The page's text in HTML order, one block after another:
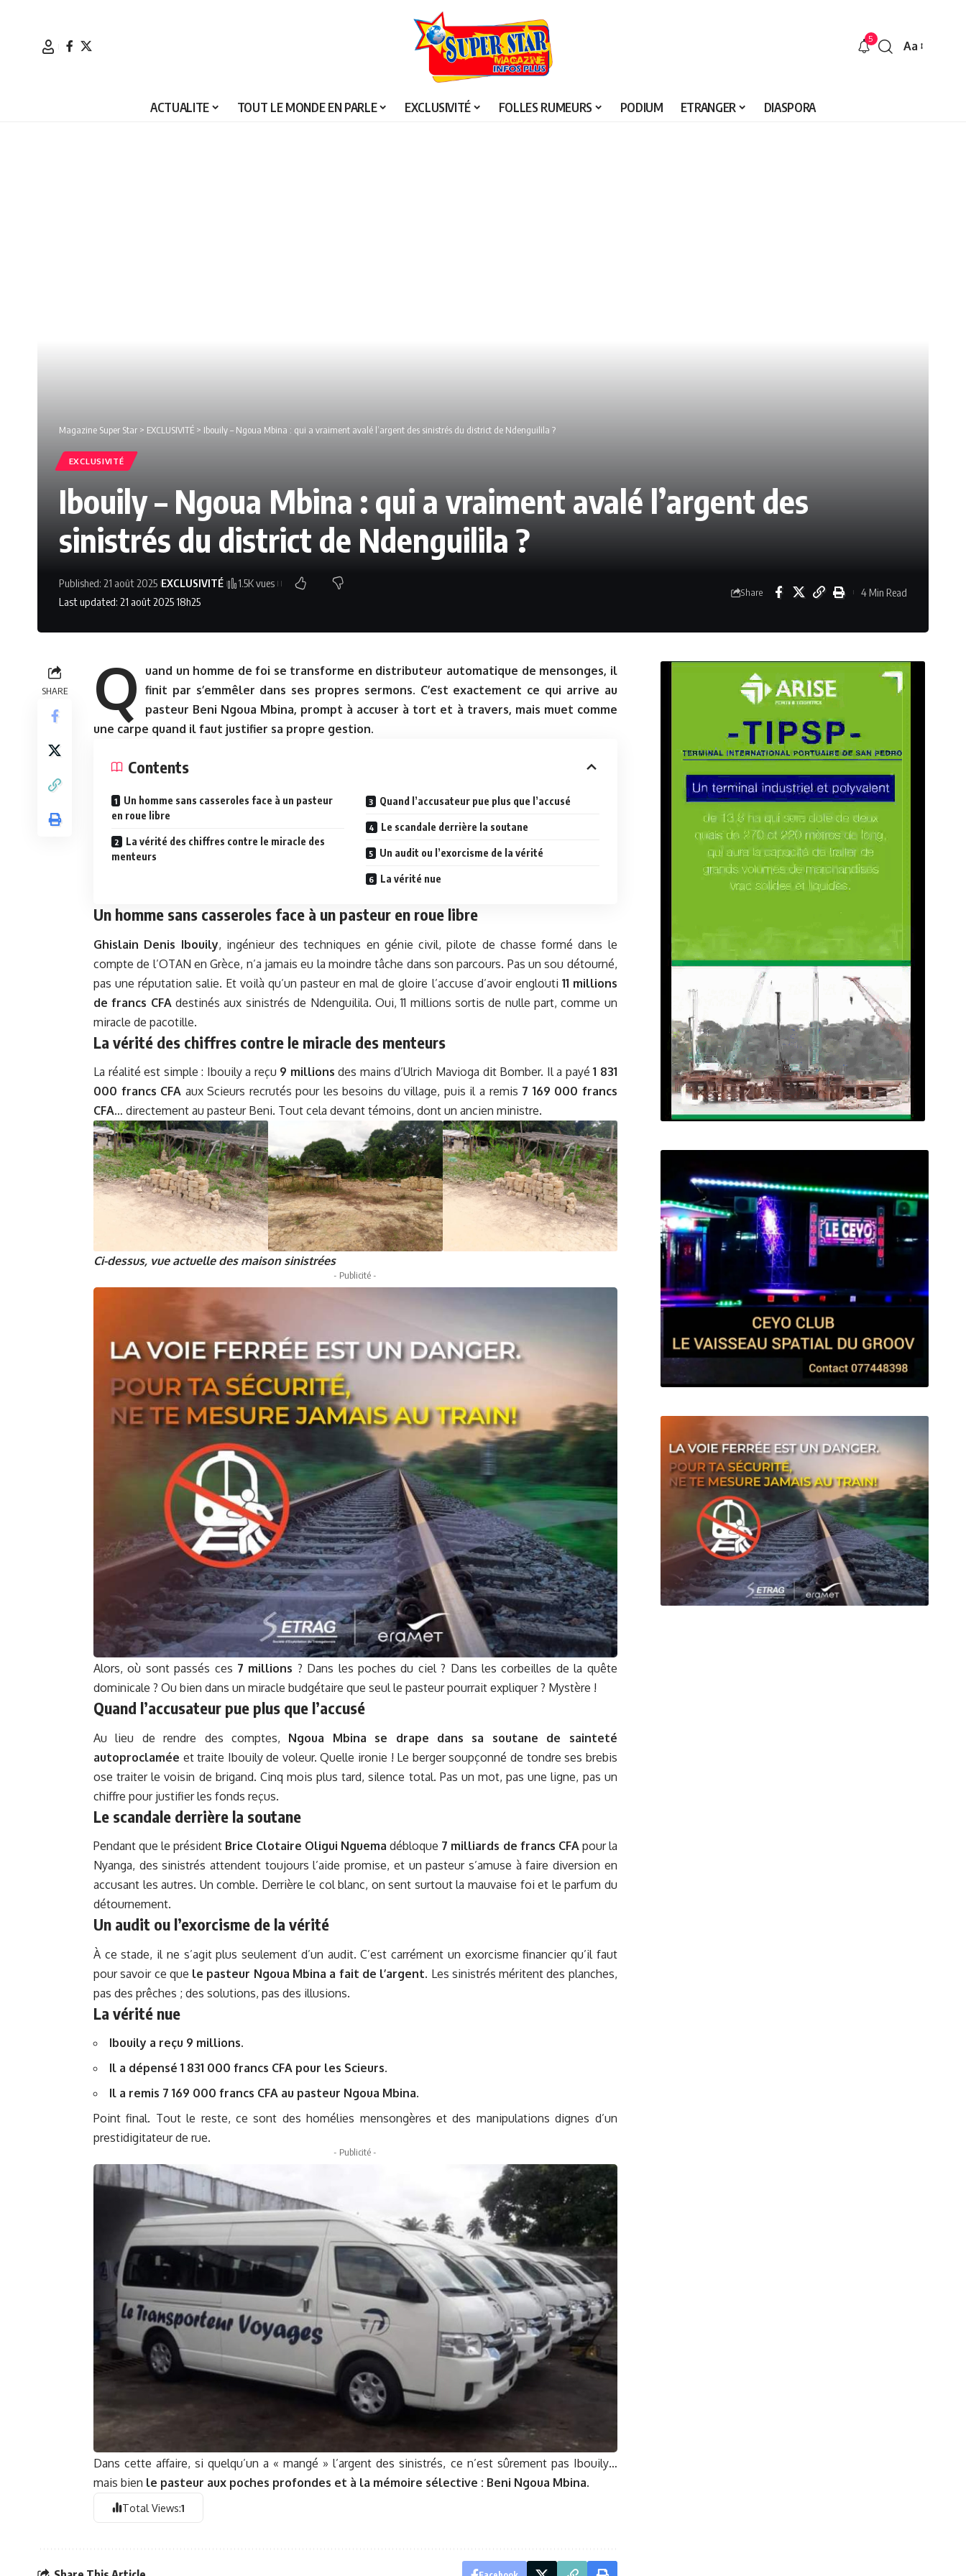
5
Font
Aa
ACTUALITE TOUT LE MONDE EN PARLE EXCLUSIVITÉ FOLLES RUMEURS PODIUM ETRANGER DIASPORA
Magazine Super Star > EXCLUSIVITÉ > Ibouily – Ngoua Mbina : qui a vraiment avalé l’argent des sinistrés du district de Ndenguilila ?
EXCLUSIVITÉ
Ibouily – Ngoua Mbina : qui a vraiment avalé l’argent des
sinistrés du district de Ndenguilila ?
Last updated: 21 août 2025 18h25
Published: 21 août 2025 EXCLUSIVITÉ 1.5K vues
Share 4 Min Read
SHARE Q
uand un homme de foi se transforme en distributeur automatique de mensonges, il
finit par s’emmêler dans ses propres sermons. C’est exactement ce qui arrive au
pasteur Beni Ngoua Mbina, prompt à accuser à tort et à travers, mais muet comme
une carpe quand il faut justifier sa propre gestion.
Contents
Un homme sans casseroles face à un pasteur
en roue libre
La vérité des chiffres contre le miracle des
menteurs
Quand l’accusateur pue plus que l’accusé
Le scandale derrière la soutane
Un audit ou l’exorcisme de la vérité
La vérité nue
Un homme sans casseroles face à un pasteur en roue libre
Ghislain Denis Ibouily, ingénieur des techniques en génie civil, pilote de chasse formé dans le
compte de l’OTAN en Grèce, n’a jamais eu la moindre tâche dans son parcours. Pas un sou détourné,
pas une réputation salie. Et voilà qu’un pasteur en mal de gloire l’accuse d’avoir englouti 11 millions
de francs CFAdestinés aux sinistrés de Ndenguilila. Oui, 11 millions sortis de nulle part, comme un
miracle de pacotille.
La vérité des chiffres contre le miracle des menteurs
La réalité est simple : Ibouily a reçu 9 millions des mains d’Ulrich Mavioga dit Bomber. Il a payé1 831
000 francs CFA aux Scieurs recrutés pour les besoins du village, puis il a remis 7 169 000 francs
CFA… directement au pasteur Beni. Tout cela devant témoins, dont un ancien ministre.
Ci-dessus, vue actuelle des maison sinistrées
- Publicité -
Alors, où sont passés ces 7 millions ? Dans les poches du ciel ? Dans les corbeilles de la quête
dominicale ? Ou bien dans un miracle budgétaire que seul le pasteur pourrait expliquer ? Mystère !
Quand l’accusateur pue plus que l’accusé
Au lieu de rendre des comptes, Ngoua Mbina se drape dans sa soutane de sainteté
autoproclamée et traite Ibouily de voleur. Quelle ironie ! Le berger soupçonné de tondre ses brebis
ose traiter le voisin de brigand. Cinq mois plus tard, silence total. Pas un mot, pas une ligne, pas un
chiffre pour justifier les fonds reçus.
Le scandale derrière la soutane
Pendant que le président Brice Clotaire Oligui Nguema débloque 7 milliards de francs CFApour la
Nyanga, des sinistrés attendent toujours l’aide promise, et un pasteur s’amuse à faire diversion en
accusant les autres. Un comble. Derrière le col blanc, on sent surtout la mauvaise foi et le parfum du
détournement.
Un audit ou l’exorcisme de la vérité
À ce stade, il ne s’agit plus seulement d’un audit. C’est carrément un exorcisme financier qu’il faut
pour savoir ce que le pasteur Ngoua Mbina a fait de l’argent. Les sinistrés méritent des planches,
pas des prêches ; des solutions, pas des illusions.
La vérité nue
Ibouily a reçu 9 millions.
Il a dépensé 1 831 000 francs CFA pour les Scieurs.
Il a remis 7 169 000 francs CFA au pasteur Ngoua Mbina.
Point final. Tout le reste, ce sont des homélies mensongères et des manipulations dignes d’un
prestidigitateur de rue.
- Publicité -
Dans cette affaire, si quelqu’un a « mangé » l’argent des sinistrés, ce n’est sûrement pas Ibouily…
mais bien le pasteur aux poches profondes et à la mémoire sélective : Beni Ngoua Mbina.
Total Views:1